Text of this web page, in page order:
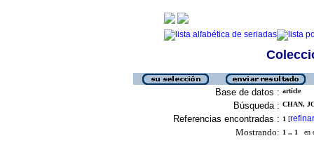
Base de datos : article
Búsqueda : CHAN,
Referencias encontradas : 1 [refinar
Mostrando: 1 .. 1 en